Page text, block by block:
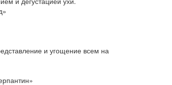
и угощение всем на